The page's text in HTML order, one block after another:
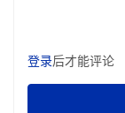
替代有源汇聚
扩展、信息点
登录后才能评论